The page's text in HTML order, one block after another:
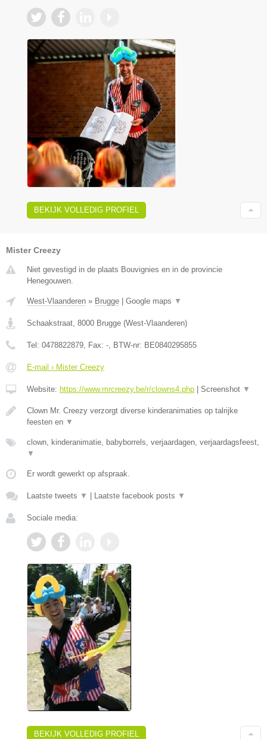
BEKIJK VOLLEDIG PROFIEL
Mister Creezy
Niet gevestigd in de plaats Bouvignies en in de provincie
Henegouwen.
West-Vlaanderen » Brugge Google maps ▼
Schaakstraat, 8000 Brugge (West-Vlaanderen)
Tel: 0478822879, Fax: -, BTW-nr: BE0840295855
E-mail › Mister Creezy
Website: https://www.mrcreezy.be/r/clowns4.php Screenshot ▼
Clown Mr. Creezy verzorgt diverse kinderanimaties op talrijke
feesten en ▼
clown, kinderanimatie, babyborrels, verjaardagen, verjaardagsfeest,
▼
Er wordt gewerkt op afspraak.
Laatste tweets ▼ Laatste facebook posts ▼
Sociale media:
BEKIJK VOLLEDIG PROFIEL